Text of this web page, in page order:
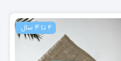
4 تا 6 سال